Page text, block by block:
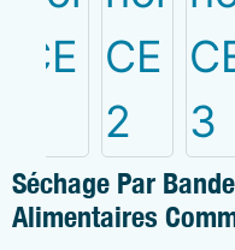
Séchage Par
Alimentaires